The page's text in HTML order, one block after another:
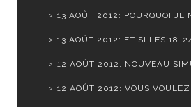
13 AOÛT 2012: POURQUOI JE
13 AOÛT 2012: ET SI LES 18-
12 AOÛT 2012: NOUVEAU
12 AOÛT 2012: VOUS